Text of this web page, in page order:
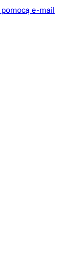
pomocą e-mail